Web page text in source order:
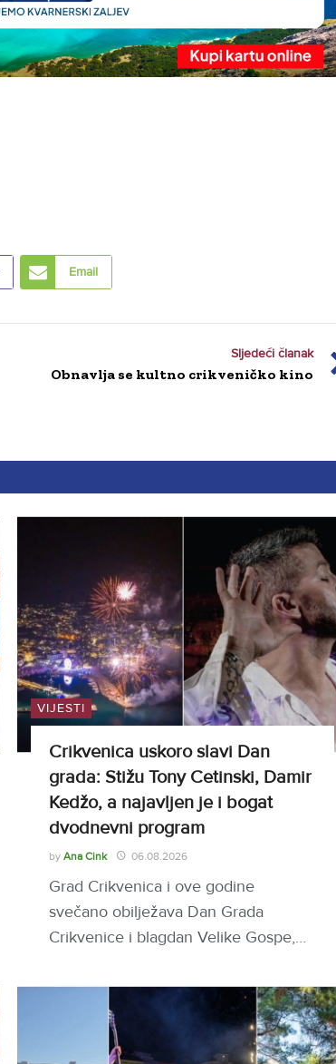
Email
Sljedeći članak
Obnavlja se kultno crikveničko kino
VIJESTI
Crikvenica uskoro slavi Dan
grada: Stižu Tony Cetinski, Damir
Kedžo, a najavljen je i bogat
dvodnevni program
by Ana Cink 06.08.2026
Grad Crikvenica i ove godine
svečano obilježava Dan Grada
Crikvenice i blagdan Velike Gospe,…